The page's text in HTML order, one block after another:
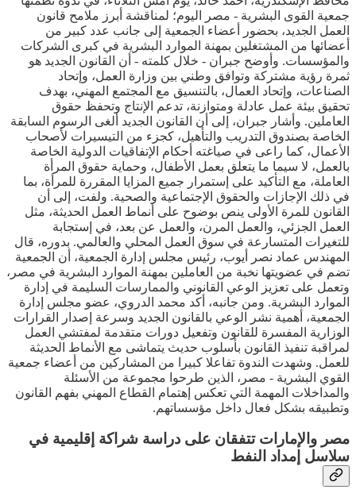
جمعية القوى البشرية - مصر اليوم؛ لمناقشة أبرز ملامح قانون
العمل الجديد، بحضور أعضاء الجمعية إلى جانب عدد كبير من
أعضائها من المشتغلين بمهنة الموارد البشرية في كبرى الشركات
والمؤسسات. وأوضح جبران - خلال كلمته - أن القانون الجديد هو
ثمرة رؤية مشتركة وتوافق وطني بين وزارة العمل، وإتحاد
الصناعات، وإتحاد العمال، بالتنسيق مع المجتمع المهني، بهدف
تحقيق بيئة عمل عادلة ومتوازنة، تدعم الإنتاج وتحفظ حقوق
العاملين. وأشار جبران، إلى أن القانون الجديد ألغى الرسوم السابقة
الخاصة بصندوق التدريب والتأهيل، كجزء من التيسيرات لأصحاب
الأعمال، كما راعى في صياغته أحكام الإتفاقيات الدولية الخاصة
بالعمل، لا سيما ما يتعلق بعمل الأطفال، وحماية حقوق المرأة
العاملة، مع التأكيد على إستمرار جميع المزايا المقررة للمرأة، بما
في ذلك الإجازات والحقوق الإجتماعية والصحية. ولفت، إلى أن
القانون للمرة الأولى ينص بوضوح على أنماط العمل الحديثة، مثل
العمل الجزئي، والعمل المرن، والعمل عن بعد، في إستجابة
للتغيرات المتسارعة في سوق العمل المحلي والعالمي. بدوره، قال
المهندس عماد نصر أيوب، رئيس مجلس إدارة الجمعية، أن الجمعية
تضم في عضويتها نخبة من العاملين بمهنة الموارد البشرية في مصر،
وتعمل على تعزيز الوعي القانوني والممارسات السليمة في إدارة
الموارد البشرية. ومن جانبه، أكد محمد الدروي، عضو مجلس إدارة
الجمعية، أهمية نشر الوعي بالقانون الجديد وسرعة إصدار القرارات
الوزارية المفسرة للقانون وتفعيل دورات متقدمة لمفتشي العمل
لمراقبة تنفيذ القانون بأسلوب حديث يتماشى مع الأنماط الحديثة
للعمل. وشهدت الندوة تفاعلا كبيرا من المشاركين من أعضاء جمعية
القوي البشرية - مصر، الذين طرحوا مجموعة من الأسئلة
والمداخلات المهمة التي تعكس إهتمام القطاع المهني بفهم القانون
وتطبيقه بشكل فعال داخل مؤسساتهم.
مصر والإمارات تتفقان على دراسة شراكة إقليمية في
سلاسل إمداد النفط